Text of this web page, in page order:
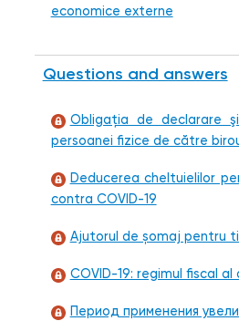
economice externe
Questions and answers
Obligația de declarare
persoanei fizice de către
Deducerea cheltuielilor
contra COVID-19
Ajutorul de șomaj pentru
COVID-19: regimul fiscal
Период применения